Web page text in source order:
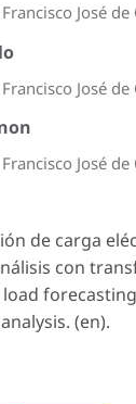
José de
José de
José de
de carga
con
(en).